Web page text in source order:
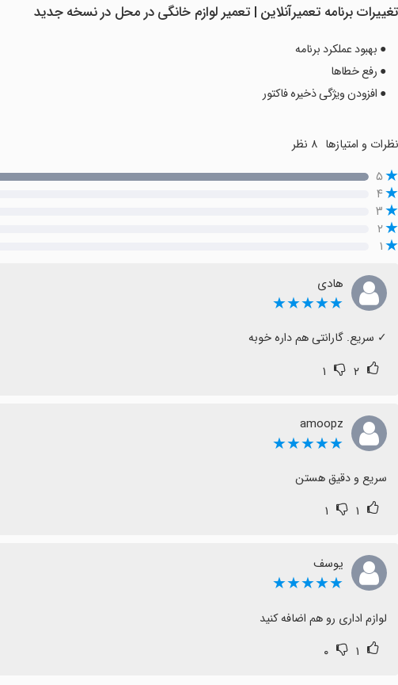
تغییرات برنامه ‏‏‏‏تعمیرآنلاین | تعمیر لوازم خانگی در محل در نسخه جدید
● بهبود عملکرد برنامه
● رفع خطاها
● افزودن ویژگی ذخیره فاکتور
نظرات و امتیازها
۵
۴
۳
۲
۱
هادی
★★★★★
‏✓ سریع. گارانتی هم داره خوبه
۲ ۱
amoopz
★★★★★
سریع و دقیق هستن
۱ ۱
یوسف
★★★★★
لوازم اداری رو هم اضافه کنید
۱ ۰